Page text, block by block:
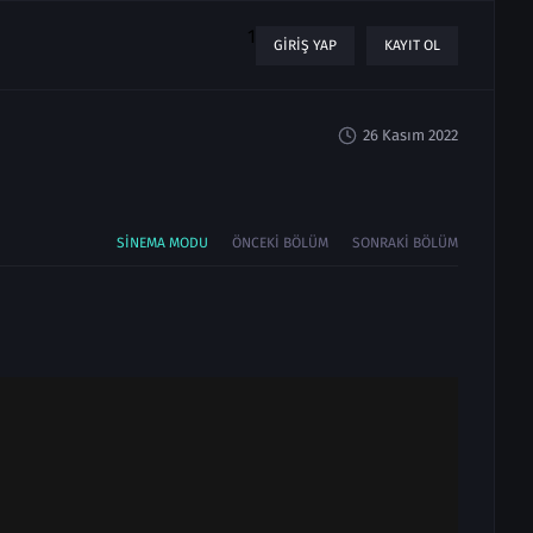
1 GIRIŞ YAP KAYIT OL
26 Kasım 2022
SINEMA MODU ÖNCEKI BÖLÜM SONRAKI BÖLÜM